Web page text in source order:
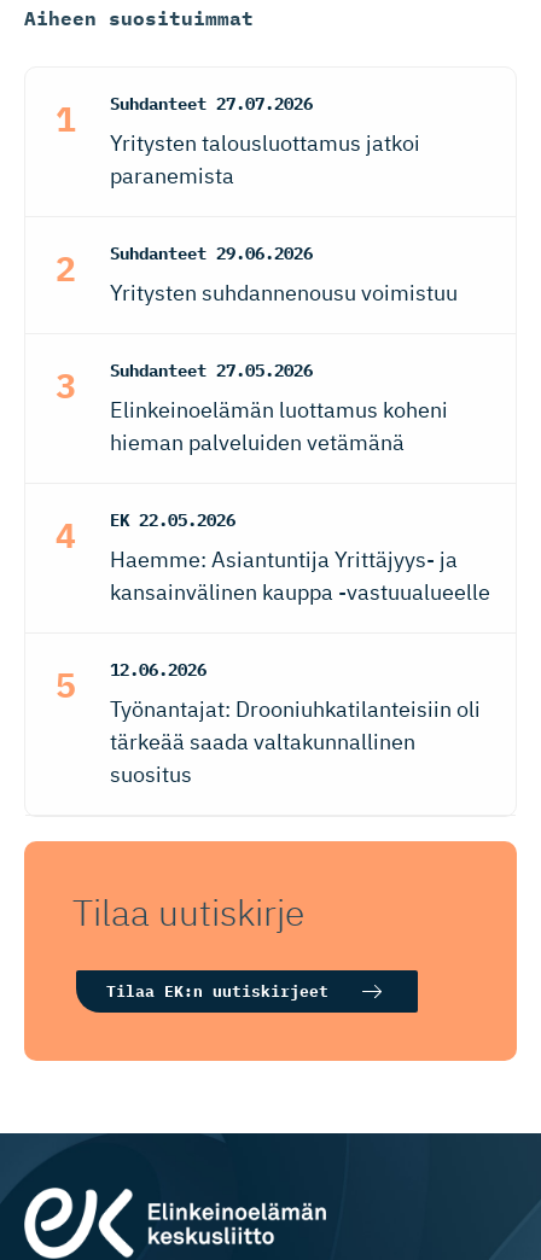
Aiheen suosituimmat
Suhdanteet 27.07.2026
Yritysten talousluottamus jatkoi
paranemista
Suhdanteet 29.06.2026
Yritysten suhdannenousu voimistuu
Suhdanteet 27.05.2026
Elinkeinoelämän luottamus koheni
hieman palveluiden vetämänä
EK 22.05.2026
Haemme: Asiantuntija Yrittäjyys- ja
kansainvälinen kauppa -vastuualueelle
12.06.2026
Työnantajat: Drooniuhkatilanteisiin oli
tärkeää saada valtakunnallinen
suositus
Tilaa uutiskirje
Tilaa EK:n uutiskirjeet